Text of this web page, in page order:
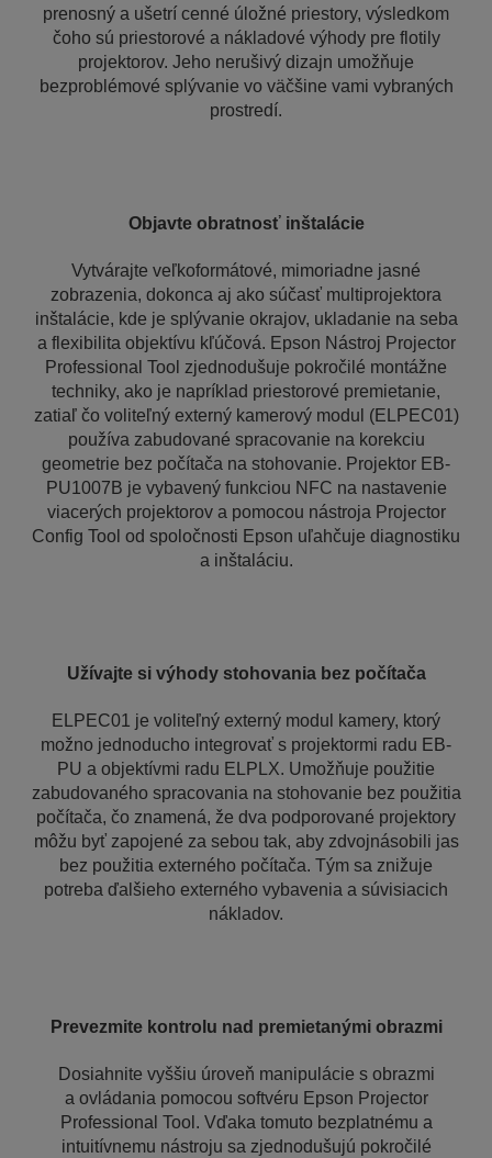
prenosný a ušetrí cenné úložné priestory, výsledkom
čoho sú priestorové a nákladové výhody pre flotily
projektorov. Jeho nerušivý dizajn umožňuje
bezproblémové splývanie vo väčšine vami vybraných
prostredí.
Objavte obratnosť inštalácie
Vytvárajte veľkoformátové, mimoriadne jasné
zobrazenia, dokonca aj ako súčasť multiprojektora
inštalácie, kde je splývanie okrajov, ukladanie na seba
a flexibilita objektívu kľúčová. Epson Nástroj Projector
Professional Tool zjednodušuje pokročilé montážne
techniky, ako je napríklad priestorové premietanie,
zatiaľ čo voliteľný externý kamerový modul (ELPEC01)
používa zabudované spracovanie na korekciu
geometrie bez počítača na stohovanie. Projektor EB-
PU1007B je vybavený funkciou NFC na nastavenie
viacerých projektorov a pomocou nástroja Projector
Config Tool od spoločnosti Epson uľahčuje diagnostiku
a inštaláciu.
Užívajte si výhody stohovania bez počítača
ELPEC01 je voliteľný externý modul kamery, ktorý
možno jednoducho integrovať s projektormi radu EB-
PU a objektívmi radu ELPLX. Umožňuje použitie
zabudovaného spracovania na stohovanie bez použitia
počítača, čo znamená, že dva podporované projektory
môžu byť zapojené za sebou tak, aby zdvojnásobili jas
bez použitia externého počítača. Tým sa znižuje
potreba ďalšieho externého vybavenia a súvisiacich
nákladov.
Prevezmite kontrolu nad premietanými obrazmi
Dosiahnite vyššiu úroveň manipulácie s obrazmi
a ovládania pomocou softvéru Epson Projector
Professional Tool. Vďaka tomuto bezplatnému a
intuitívnemu nástroju sa zjednodušujú pokročilé